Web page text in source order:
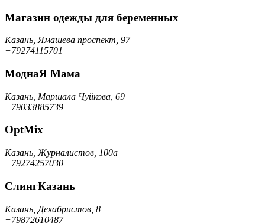
Магазин одежды для беременных
Казань, Ямашева проспект, 97
+79274115701
МоднаЯ Мама
Казань, Маршала Чуйкова, 69
+79033885739
OptMix
Казань, Журналистов, 100а
+79274257030
СлингКазань
Казань, Декабристов, 8
+79872610487